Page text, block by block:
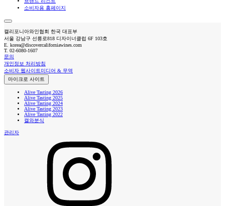
소비자용 홈페이지
캘리포니아와인협회 한국 대표부
서울 강남구 선릉로818 디자이너클럽 6F 103호
E. korea@discovercaliforniawines.com
T. 02-6080-1607
문의
개인정보 처리방침
소비자 웹사이트미디어 & 무역
마이크로 사이트
Alive Tasting 2026
Alive Tasting 2025
Alive Tasting 2024
Alive Tasting 2023
Alive Tasting 2022
캘와분식
관리자